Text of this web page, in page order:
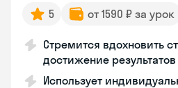
5 от 1590 ₽ за урок
Стремится вдохновить
достижение результатов
Использует